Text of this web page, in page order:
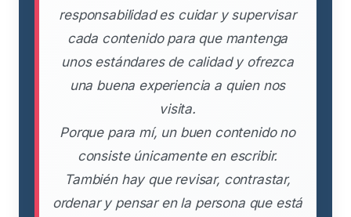
responsabilidad es cuidar y supervisar
cada contenido para que mantenga
unos estándares de calidad y ofrezca
una buena experiencia a quien nos
visita.
Porque para mí, un buen contenido no
consiste únicamente en escribir.
También hay que revisar, contrastar,
ordenar y pensar en la persona que está